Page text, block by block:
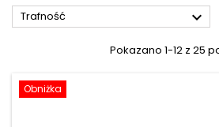
Trafność 
Pokazano 1-12 z 25
Obniżka